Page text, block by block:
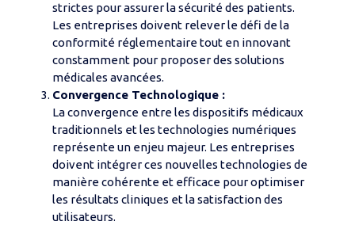
strictes pour assurer la sécurité des patients.
Les entreprises doivent relever le défi de la
conformité réglementaire tout en innovant
constamment pour proposer des solutions
médicales avancées.
Convergence Technologique :
La convergence entre les dispositifs médicaux
traditionnels et les technologies numériques
représente un enjeu majeur. Les entreprises
doivent intégrer ces nouvelles technologies de
manière cohérente et efficace pour optimiser
les résultats cliniques et la satisfaction des
utilisateurs.